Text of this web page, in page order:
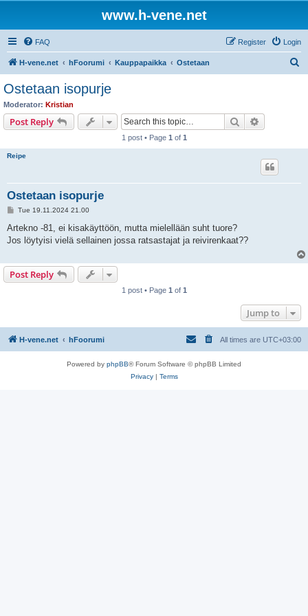
www.h-vene.net
FAQ Login
Register
H-vene.net hFoorumi Kauppapaikka Ostetaan
Ostetaan isopurje
Moderator: Kristian
Post Reply Search
1 post • Page 1 of 1
Reipe
Ostetaan isopurje
P
s
Tue 19.11.2024 21.00
Artekno -81, ei kisakäyttöön, mutta mielellään suht tuore?
Jos löytyisi vielä sellainen jossa ratsastajat ja reivirenkaat??
Post Reply
1 post • Page 1 of 1
Jump to
H-vene.net hFoorumi All times are UTC+03:00
Powered by phpBB® Forum Software © phpBB Limited
Privacy| Terms